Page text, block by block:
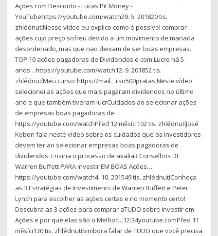
Ações com Desconto - Lucas Pit Money -
YouTubehttps://youtube.com/watch29. 5. 201820 tis.
zhlédnutíNesse vídeo eu explico como é possível comprar
ações cujo preço sofreu devido a um movimento de manada
desordenado, mas que não deixam de ser boas empresas.
TOP 10 ações pagadoras de Dividendos e com Lucro há 5
anos…https://youtube.com/watch12. 9. 201852 tis.
zhlédnutíMeu curso: https://mail…rso500pratas Neste vídeo
selecionei as ações que mais pagaram dividendos no último
ano e que também tiveram lucrCuidados ao selecionar ações
de empresas boas pagadoras de…
https://youtube.com/watchPřed 12 měsíci102 tis. zhlédnutíJosé
Kobori fala neste vídeo sobre os cuidados que os investidores
devem ter ao selecionar empresas boas pagadoras de
dividendos. Ensina o processo de avalia3 Conselhos DE
Warren Buffett PARA Investir EM BOAS Ações…
https://youtube.com/watch4. 10. 201549 tis. zhlédnutíConheça
as 3 Estratégias de Investimento de Warren Buffett e Peter
Lynch para escolher as ações certas e no momento certo!
Descubra as 3 ações para comprar aTUDO sobre investir em
Ações e por que elas são o Melhor…12:34youtube.comPřed 11
měsíci130 tis. zhlédnutíSimbora falar de TUDO que você precisa